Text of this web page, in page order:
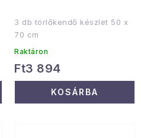
3 db törlőkendő készlet 50 x
70 cm
Raktáron
Ft3 894
KOSÁRBA